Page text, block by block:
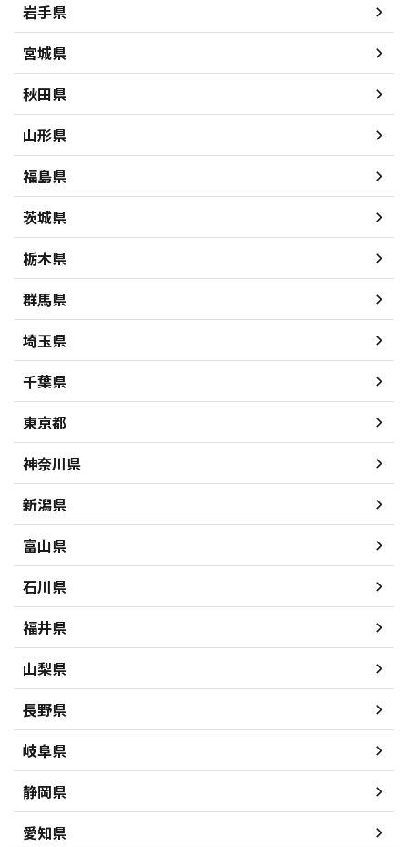
岩手県
宮城県
秋田県
山形県
福島県
茨城県
栃木県
群馬県
埼玉県
千葉県
東京都
神奈川県
新潟県
富山県
石川県
福井県
山梨県
長野県
岐阜県
静岡県
愛知県